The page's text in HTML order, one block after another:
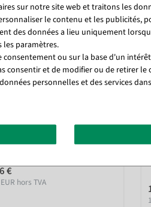
€
hors TVA
sur notre site web et traitons les
le contenu et les publicités,
des données a lieu uniquement
les paramètres.
ou sur la base d'un
consentir et de modifier ou de retirer
personnelles et des services